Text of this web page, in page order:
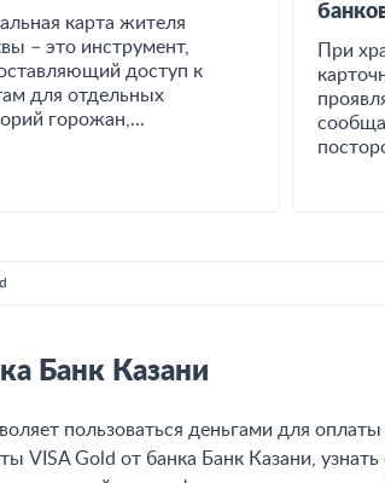
карта жителя
– это инструмент,
доступ к
для отдельных
горожан,...
При
Банк Казани
пользоваться деньгами для
VISA Gold от банка Банк Казани,